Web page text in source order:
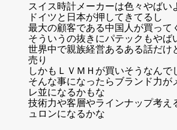
スイス時計メーカーは色々やばい
ドイツと日本が押してきてるし
最大の顧客である中国人が買って
そういうの抜きにパテックもやば
世界中で親族経営あるある話だけ
売り
しかもＬＶＭＨが買いそうなんで
そんな事になったらブランド力が
レ並になるかもな
技術力や客層やラインナップ考え
ュロンになるかな